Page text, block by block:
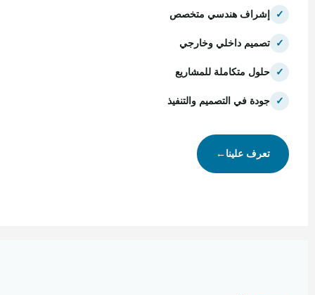
✓ إشراف هندسي متخصص
✓ تصميم داخلي وخارجي
✓ حلول متكاملة للمشاريع
✓ جودة في التصميم والتنفيذ
تعرف علينا←